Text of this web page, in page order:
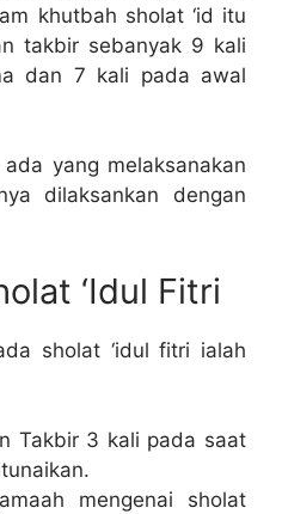
khutbah sholat ‘id itu
takbir sebanyak 9 kali
dan 7 kali pada awal
yang melaksanakan
dilaksankan dengan
‘Idul Fitri
sholat ‘idul fitri ialah
Takbir 3 kali pada saat
mengenai sholat